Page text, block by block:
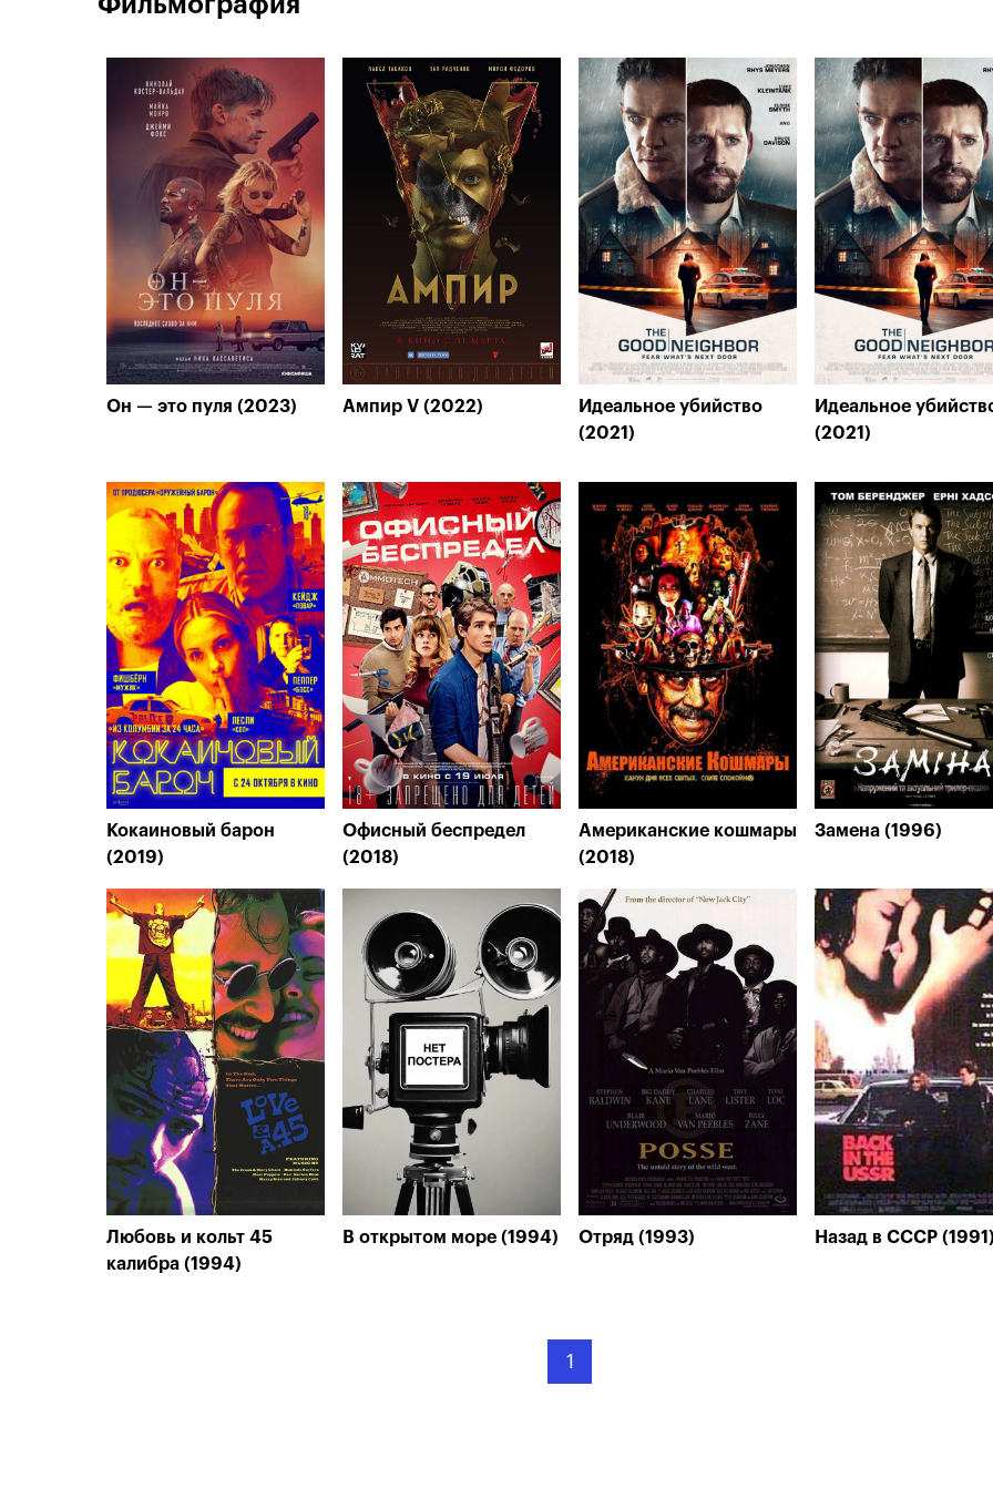
Он — это пуля (2023) Ампир V (2022)
Идеальное убийство
(2021)
Идеальное
(2021)
Кокаиновый барон
(2019)
Офисный беспредел
(2018)
Американские кошмары
(2018)
Замена (1996)
Любовь и кольт 45
калибра (1994)
В открытом море (1994) Отряд (1993) Назад в СССР
1